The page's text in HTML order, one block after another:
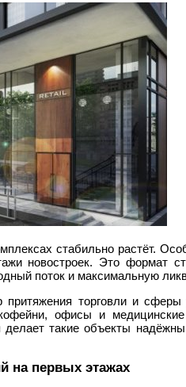
стабильно растёт.
новостроек. Это формат
поток и максимальную
торговли и сферы
офисы и
делает такие объекты
на первых этажах